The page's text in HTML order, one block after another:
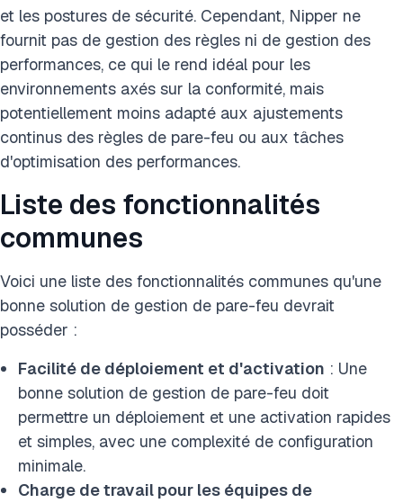
et les postures de sécurité. Cependant, Nipper ne
fournit pas de gestion des règles ni de gestion des
performances, ce qui le rend idéal pour les
environnements axés sur la conformité, mais
potentiellement moins adapté aux ajustements
continus des règles de pare-feu ou aux tâches
d'optimisation des performances.
Liste des fonctionnalités
communes
Voici une liste des fonctionnalités communes qu'une
bonne solution de gestion de pare-feu devrait
posséder :
Facilité de déploiement et d'activation : Une
bonne solution de gestion de pare-feu doit
permettre un déploiement et une activation rapides
et simples, avec une complexité de configuration
minimale.
Charge de travail pour les équipes de